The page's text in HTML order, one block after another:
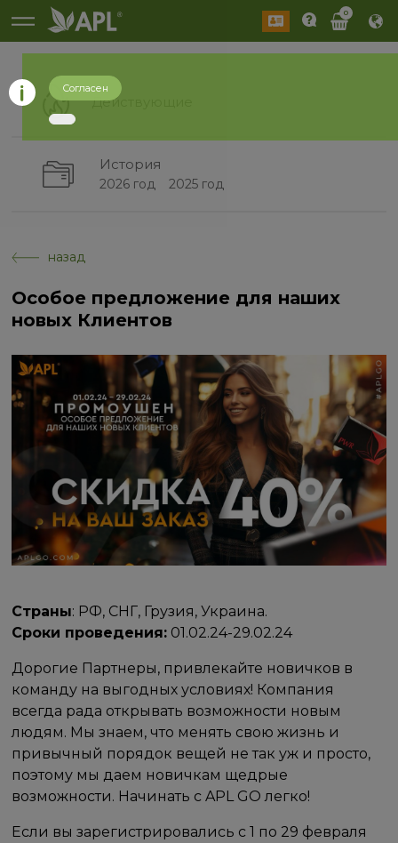
0
Действующие
История
2026 год 2025 год
назад
Особое предложение для наших
новых Клиентов
Страны: РФ, СНГ, Грузия, Украина.
Сроки проведения: 01.02.24-29.02.24
Дорогие Партнеры, привлекайте новичков в
команду на выгодных условиях! Компания
всегда рада открывать возможности новым
людям. Мы знаем, что менять свою жизнь и
привычный порядок вещей не так уж и просто,
поэтому мы даем новичкам щедрые
возможности. Начинать с APL GO легко!
Если вы зарегистрировались с 1 по 29 февраля
Согласен